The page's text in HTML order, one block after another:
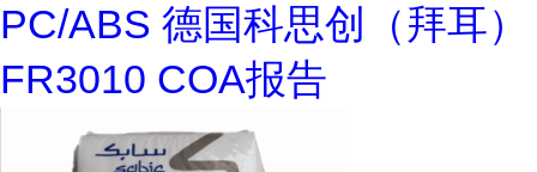
PC/ABS 德国科思创（拜耳）
FR3010 COA报告